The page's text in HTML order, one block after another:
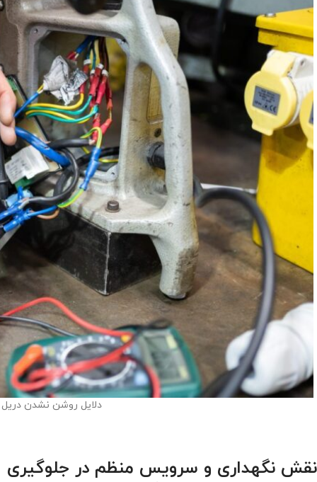
دلایل روشن نشدن
نقش نگهداری و سرویس منظم در جلوگیری